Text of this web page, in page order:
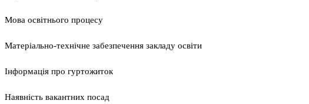
Мова освітнього процесу
Матеріально-технічне забезпечення закладу освіти
Інформація про гуртожиток
Наявність вакантних посад